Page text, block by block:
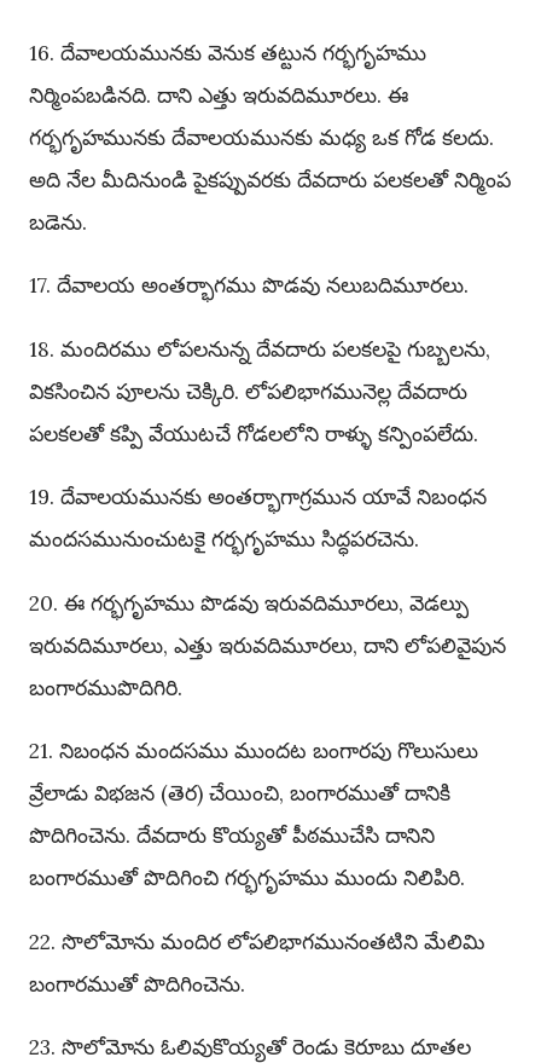
16. దేవాలయమునకు వెనుక తట్టున గర్భగృహము
నిర్మింపబడినది. దాని ఎత్తు ఇరువదిమూరలు. ఈ
గర్భగృహమునకు దేవాలయమునకు మధ్య ఒక గోడ కలదు.
అది నేల మీదినుండి పైకప్పువరకు దేవదారు పలకలతో నిర్మింప
బడెను.
17. దేవాలయ అంతర్భాగము పొడవు నలుబదిమూరలు.
18. మందిరము లోపలనున్న దేవదారు పలకలపై గుబ్బలను,
వికసించిన పూలను చెక్కిరి. లోపలిభాగమునెల్ల దేవదారు
పలకలతో కప్పి వేయుటచే గోడలలోని రాళ్ళు కన్పింపలేదు.
19. దేవాలయమునకు అంతర్భాగాగ్రమున యావే నిబంధన
మందసమునుంచుటకై గర్భగృహము సిద్ధపరచెను.
20. ఈ గర్భగృహము పొడవు ఇరువదిమూరలు, వెడల్పు
ఇరువదిమూరలు, ఎత్తు ఇరువదిమూరలు, దాని లోపలివైపున
బంగారముపొదిగిరి.
21. నిబంధన మందసము ముందట బంగారపు గొలుసులు
వ్రేలాడు విభజన (తెర) చేయించి, బంగారముతో దానికి
పొదిగించెను. దేవదారు కొయ్యతో పీఠముచేసి దానిని
బంగారముతో పొదిగించి గర్భగృహము ముందు నిలిపిరి.
22. సొలోమోను మందిర లోపలిభాగమునంతటిని మేలిమి
బంగారముతో పొదిగించెను.
23. సొలోమోను ఓలివుకొయ్యతో రెండు కెరూబు దూతల